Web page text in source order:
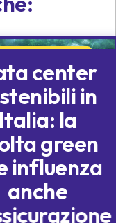
center
in
Italia: la
green
influenza
anche